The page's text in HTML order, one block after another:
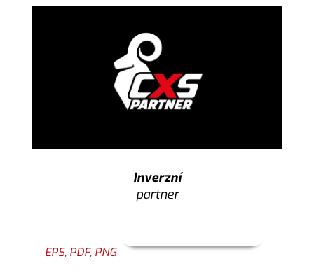
Inverzní
partner
EPS, PDF, PNG